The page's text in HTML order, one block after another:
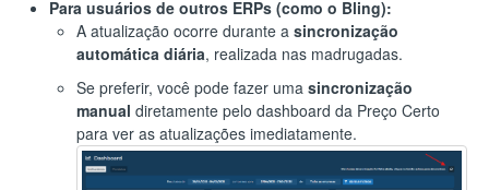
Para usuários de outros ERPs (como o Bling):
A atualização ocorre durante a sincronização
automática diária, realizada nas madrugadas.
Se preferir, você pode fazer uma sincronização
manual diretamente pelo dashboard da Preço Certo
para ver as atualizações imediatamente.